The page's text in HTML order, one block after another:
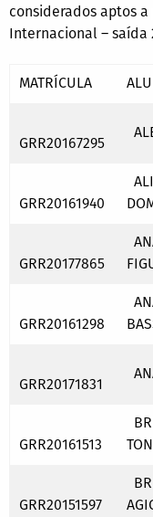
considerados aptos
Internacional – saída
MATRÍCULA
GRR20167295
GRR20161940
GRR20177865
GRR20161298
GRR20171831
GRR20161513
GRR20151597